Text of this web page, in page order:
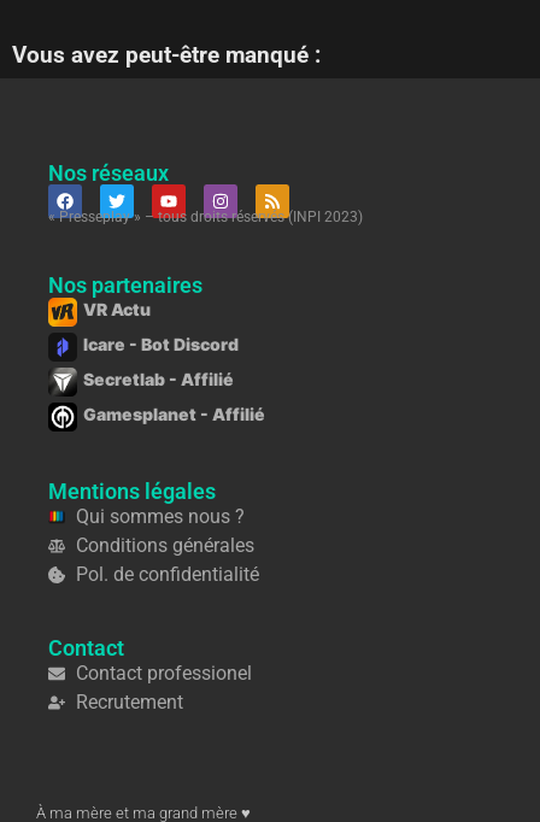
Vous avez peut-être manqué :
Nos réseaux
« Presseplay » – tous droits réservés (INPI 2023)
Nos partenaires
VR Actu
Icare - Bot Discord
Secretlab - Affilié
Gamesplanet - Affilié
Mentions légales
Qui sommes nous ?
Conditions générales
Pol. de confidentialité
Contact
Contact professionel
Recrutement
À ma mère et ma grand mère ♥︎